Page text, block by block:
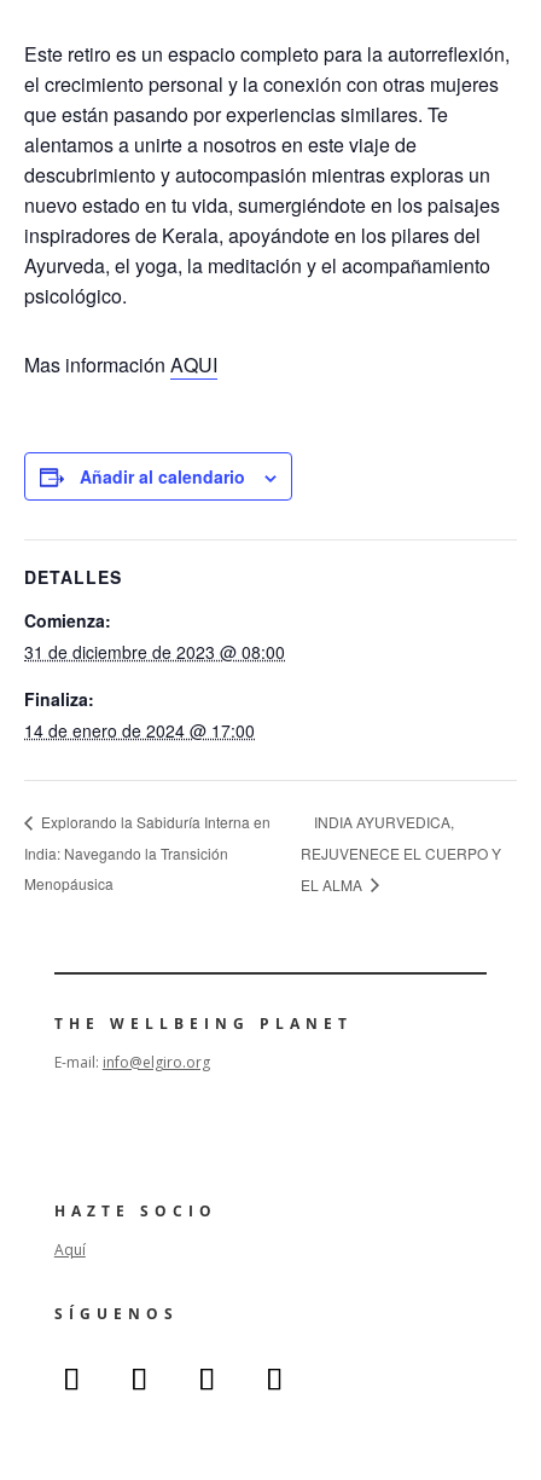
Este retiro es un espacio completo para la autorreflexión,
el crecimiento personal y la conexión con otras mujeres
que están pasando por experiencias similares. Te
alentamos a unirte a nosotros en este viaje de
descubrimiento y autocompasión mientras exploras un
nuevo estado en tu vida, sumergiéndote en los paisajes
inspiradores de Kerala, apoyándote en los pilares del
Ayurveda, el yoga, la meditación y el acompañamiento
psicológico.
Mas información AQUI
Añadir al calendario
DETALLES
Comienza:
31 de diciembre de 2023 @ 08:00
Finaliza:
14 de enero de 2024 @ 17:00
Explorando la Sabiduría Interna en
India: Navegando la Transición
Menopáusica
INDIA AYURVEDICA,
REJUVENECE EL CUERPO Y
EL ALMA
THE WELLBEING PLANET
E-mail: info@elgiro.org
HAZTE SOCIO
Aquí
SÍGUENOS